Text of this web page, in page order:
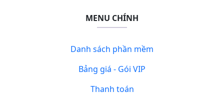
MENU CHÍNH
Danh sách phần mềm
Bảng giá - Gói VIP
Thanh toán